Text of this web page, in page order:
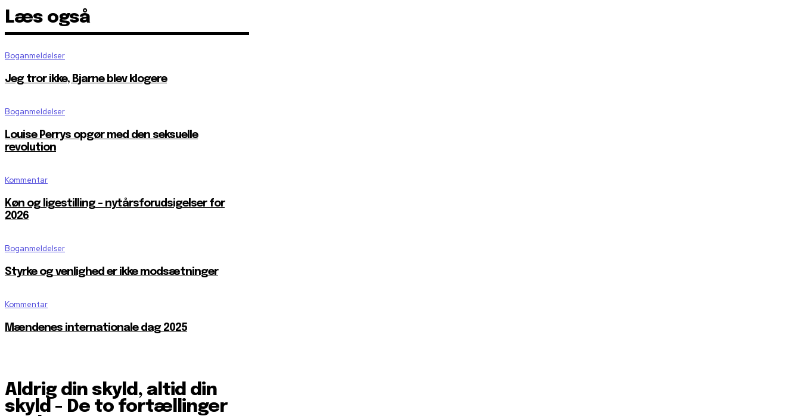
Læs også
Boganmeldelser
Jeg tror ikke, Bjarne blev klogere
Boganmeldelser
Louise Perrys opgør med den seksuelle
revolution
Kommentar
Køn og ligestilling – nytårsforudsigelser for
2026
Boganmeldelser
Styrke og venlighed er ikke modsætninger
Kommentar
Mændenes internationale dag 2025
Aldrig din skyld, altid din
skyld - De to fortællinger